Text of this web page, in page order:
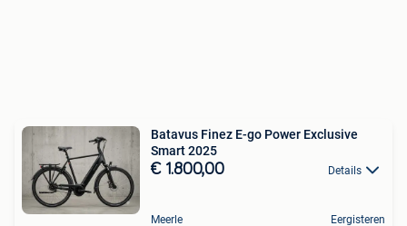
Batavus Finez E-go Power Exclusive
Smart 2025
€ 1.800,00 Details
Meerle Eergisteren